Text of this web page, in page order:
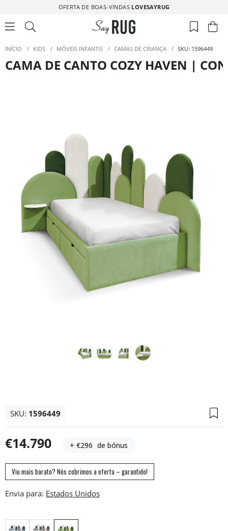
OFERTA DE BOAS-VINDAS LOVESAYRUG
INÍCIO / KIDS / MÓVEIS INFANTIS / CAMAS DE CRIANÇA / SKU: 1596449
CAMA DE CANTO COZY HAVEN |
SKU: 1596449
€14.790 + €296 de bónus
Viu mais barato? Nós cobrimos a oferta – garantido!
Envia para: